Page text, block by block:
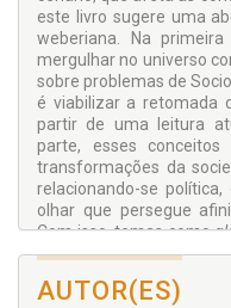
este li­vro sugere uma
webe­riana. Na
mergulhar no universo
sobre pro­blemas de
é viabi­lizar a retomada
partir de uma leitura
parte, esses
transformações da
relacionando-se
olhar que persegue
Com isso, temas como
Brexit, neoliberalismo
cultura pop são
as condições de
AUTOR(ES)